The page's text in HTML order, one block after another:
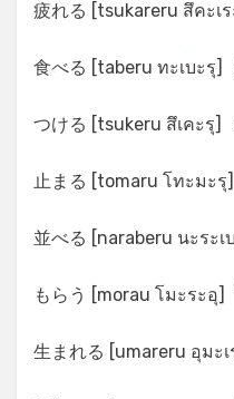
疲れる [tsukareru สึคะเ
食べる [taberu ทะเบะรุ]
つける [tsukeru สึเคะรุ]
止まる [tomaru โทะมะ
並べる [naraberu นะระเ
もらう [morau โมะระอุ]
生まれる [umareru อุมะ
*